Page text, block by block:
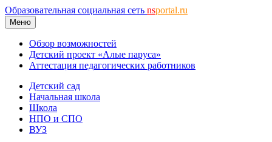
Образовательная социальная сеть nsportal.ru
Меню
Обзор возможностей
Детский проект «Алые паруса»
Аттестация педагогических работников
Детский сад
Начальная школа
Школа
НПО и СПО
ВУЗ